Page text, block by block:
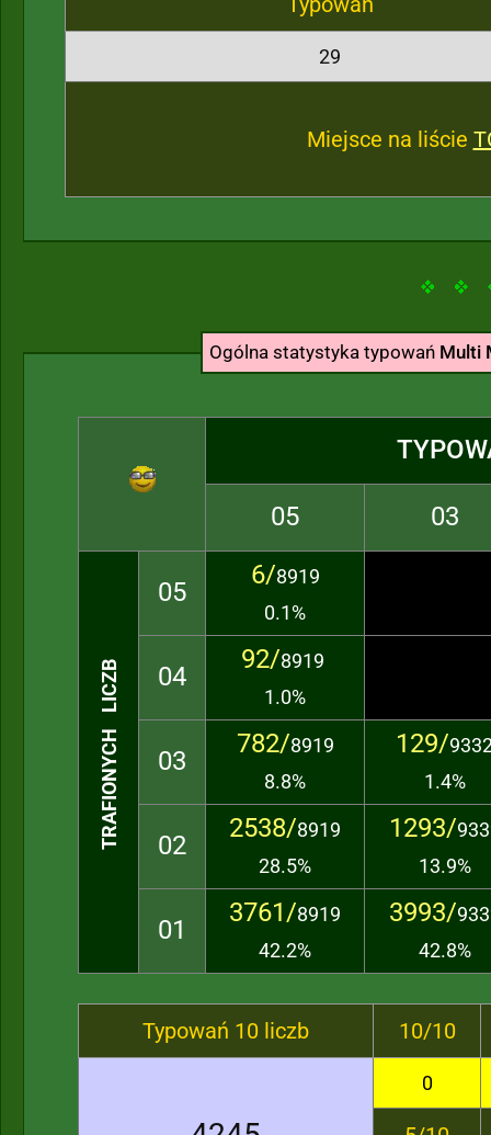
29
Miejsce na liście
Ogólna statystyka typowań Multi
05 03
TRAFIONYCH LICZB
05
6/8919
0.1%
04
92/8919
1.0%
03
782/8919
8.8%
129/
1.4%
02
2538/8919
28.5%
1293/
13.9%
01
3761/8919
42.2%
3993/
42.8%
Typowań 10 liczb 10/10
0